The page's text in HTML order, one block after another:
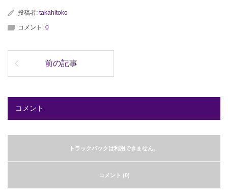
投稿者: takahitoko
コメント: 0
前の記事
コメント
トラックバックは利用できません。
コメント (0)